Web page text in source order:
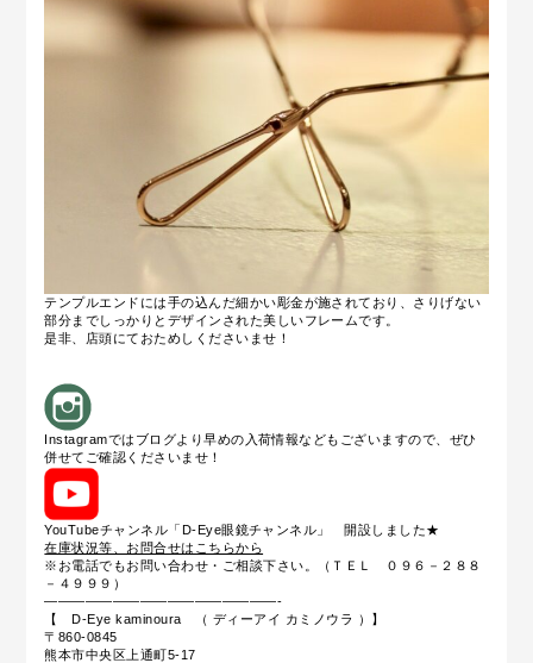
テンプルエンドには手の込んだ細かい彫金が施されており、さりげない
部分までしっかりとデザインされた美しいフレームです。
是非、店頭にておためしくださいませ！
Instagramではブログより早めの入荷情報などもございますので、ぜひ
併せてご確認くださいませ！
YouTubeチャンネル「D-Eye眼鏡チャンネル」 開設しました★
在庫状況等、お問合せはこちらから
※お電話でもお問い合わせ・ご相談下さい。（ＴＥＬ ０９６－２８８
－４９９９）
—————————————————-
【 D-Eye kaminoura （ ディーアイ カミノウラ ）】
〒860-0845
熊本市中央区上通町5-17